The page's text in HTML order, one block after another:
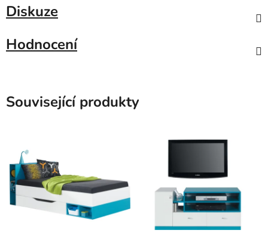
Diskuze
Hodnocení
Související produkty